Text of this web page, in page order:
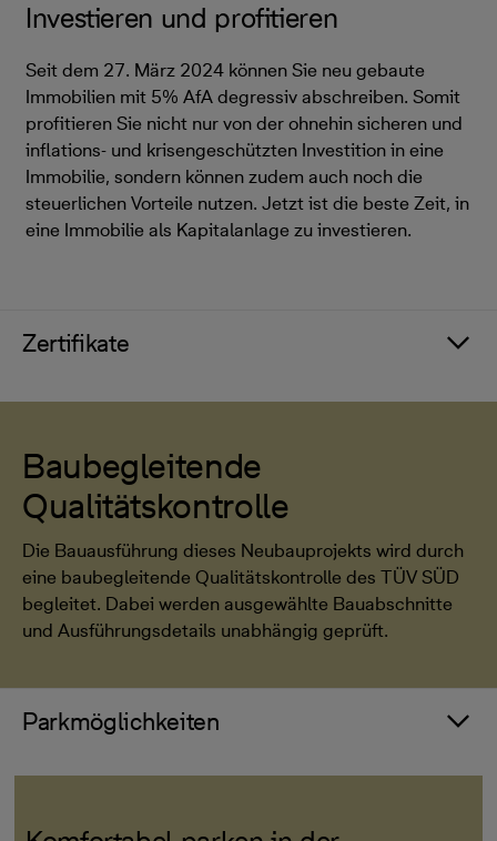
Investieren und profitieren
Seit dem 27. März 2024 können Sie neu gebaute
Immobilien mit 5% AfA degressiv abschreiben. Somit
profitieren Sie nicht nur von der ohnehin sicheren und
inflations- und krisengeschützten Investition in eine
Immobilie, sondern können zudem auch noch die
steuerlichen Vorteile nutzen. Jetzt ist die beste Zeit, in
eine Immobilie als Kapitalanlage zu investieren.
Zertifikate
Baubegleitende
Qualitätskontrolle
Die Bauausführung dieses Neubauprojekts wird durch
eine baubegleitende Qualitätskontrolle des TÜV SÜD
begleitet. Dabei werden ausgewählte Bauabschnitte
und Ausführungsdetails unabhängig geprüft.
Parkmöglichkeiten